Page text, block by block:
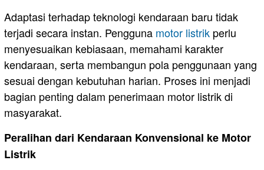
Adaptasi terhadap teknologi kendaraan baru tidak
terjadi secara instan. Pengguna motor listrik perlu
menyesuaikan kebiasaan, memahami karakter
kendaraan, serta membangun pola penggunaan yang
sesuai dengan kebutuhan harian. Proses ini menjadi
bagian penting dalam penerimaan motor listrik di
masyarakat.
Peralihan dari Kendaraan Konvensional ke Motor
Listrik